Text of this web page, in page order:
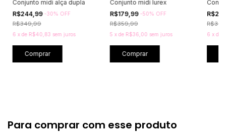
Conjunto midi alça dupla
R$244,99 -30% OFF
R$349,99
6 xde R$40,83 sem juros
Comprar
Conjunto midi lurex
R$179,99 -50% OFF
R$359,99
5 xde R$36,00 sem juros
Comprar
6 x de
Para comprar com esse produto